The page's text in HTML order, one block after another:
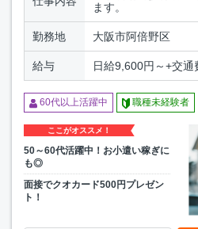
ます。
勤務地 大阪市阿倍野区
給与 日給9,600円～+交通
60代以上活躍中 職種未経験者
ここがオススメ！
50～60代活躍中！お小遣い稼ぎに
も◎
面接でクオカード500円プレゼン
ト！